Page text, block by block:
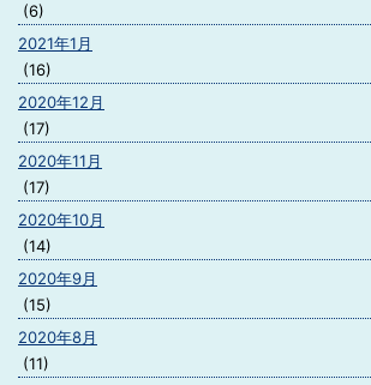
(6)
2021年1月
(16)
2020年12月
(17)
2020年11月
(17)
2020年10月
(14)
2020年9月
(15)
2020年8月
(11)